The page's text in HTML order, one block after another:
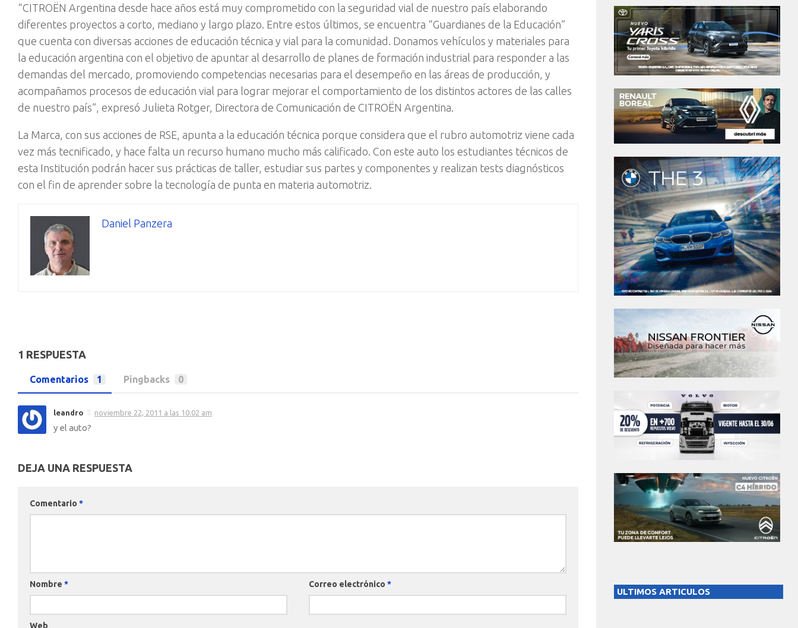
“CITROËN Argentina desde hace años está muy comprometido con la seguridad vial de nuestro país elaborando
diferentes proyectos a corto, mediano y largo plazo. Entre estos últimos, se encuentra “Guardianes de la Educación”
que cuenta con diversas acciones de educación técnica y vial para la comunidad. Donamos vehículos y materiales para
la educación argentina con el objetivo de apuntar al desarrollo de planes de formación industrial para responder a las
demandas del mercado, promoviendo competencias necesarias para el desempeño en las áreas de producción, y
acompañamos procesos de educación vial para lograr mejorar el comportamiento de los distintos actores de las calles
de nuestro país”, expresó Julieta Rotger, Directora de Comunicación de CITROËN Argentina.
La Marca, con sus acciones de RSE, apunta a la educación técnica porque considera que el rubro automotriz viene cada
vez más tecnificado, y hace falta un recurso humano mucho más calificado. Con este auto los estudiantes técnicos de
esta Institución podrán hacer sus prácticas de taller, estudiar sus partes y componentes y realizan tests diagnósticos
con el fin de aprender sobre la tecnología de punta en materia automotriz.
Daniel Panzera
1 RESPUESTA
Comentarios 1 Pingbacks 0
leandro noviembre 22, 2011 a las 10:02 am
y el auto?
DEJA UNA RESPUESTA
Comentario *
Nombre * Correo electrónico*
Web
ULTIMOS ARTICULOS